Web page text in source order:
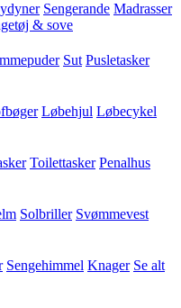
Sengerande Madrasser
& sove
Sut Pusletasker
Løbehjul Løbecykel
Toilettasker Penalhus
Solbriller Svømmevest
Sengehimmel Knager Se alt